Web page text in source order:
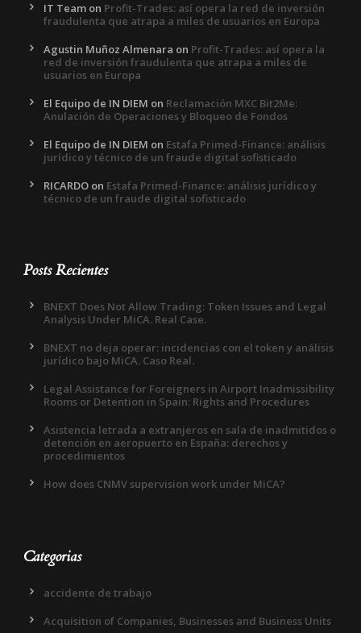
IT Team on Profit-Trades: así opera la red de inversión
fraudulenta que atrapa a miles de usuarios en Europa
Agustin Muñoz Almenara on Profit-Trades: así opera la
red de inversión fraudulenta que atrapa a miles de
usuarios en Europa
El Equipo de IN DIEM on Reclamación MXC Bit2Me:
Anulación de Operaciones y Bloqueo de Fondos
El Equipo de IN DIEM on Estafa Primed-Finance: análisis
jurídico y técnico de un fraude digital sofisticado
RICARDO on Estafa Primed-Finance: análisis jurídico y
técnico de un fraude digital sofisticado
Posts Recientes
BNEXT Does Not Allow Trading: Token Issues and Legal
Analysis Under MiCA. Real Case.
BNEXT no deja operar: incidencias con el token y análisis
jurídico bajo MiCA. Caso Real.
Legal Assistance for Foreigners in Airport Inadmissibility
Rooms or Detention in Spain: Rights and Procedures
Asistencia letrada a extranjeros en sala de inadmitidos o
detención en aeropuerto en España: derechos y
procedimientos
How does CNMV supervision work under MiCA?
Categorias
accidente de trabajo
Acquisition of Companies, Businesses and Business Units